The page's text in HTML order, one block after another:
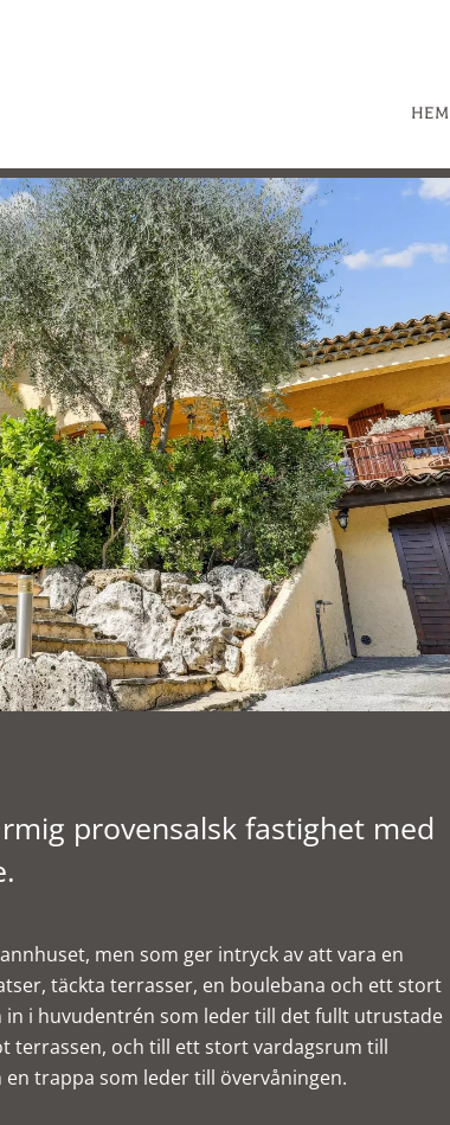
HEM
provensalsk fastighet med
men som ger intryck av att vara en
täckta terrasser, en boulebana och ett stort
in i huvudentrén som leder till det fullt utrustade
terrassen, och till ett stort vardagsrum till
trappa som leder till övervåningen.